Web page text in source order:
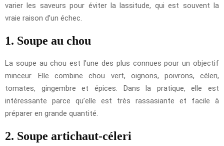
varier les saveurs pour éviter la lassitude, qui est souvent la
vraie raison d’un échec.
1. Soupe au chou
La soupe au chou est l’une des plus connues pour un objectif
minceur. Elle combine chou vert, oignons, poivrons, céleri,
tomates, gingembre et épices. Dans la pratique, elle est
intéressante parce qu’elle est très rassasiante et facile à
préparer en grande quantité.
2. Soupe artichaut-céleri